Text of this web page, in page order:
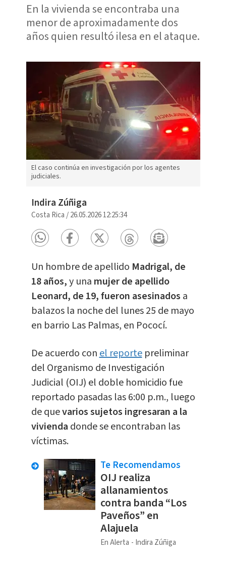
En la vivienda se encontraba una
menor de aproximadamente dos
años quien resultó ilesa en el ataque.
El caso continúa en investigación por los agentes
judiciales.
Indira Zúñiga
Costa Rica /26.05.2026 12:25:34
Un hombre de apellido Madrigal, de
18 años,y una mujer de apellido
Leonard, de 19,fueron asesinados a
balazos la noche del lunes 25 de mayo
en barrio Las Palmas, en Pococí.
De acuerdo conel reportepreliminar
del Organismo de Investigación
Judicial (OIJ) el doble homicidio fue
reportado pasadas las 6:00 p.m., luego
de quevarios sujetos ingresaran a la
vivienda donde se encontraban las
víctimas.
Te Recomendamos
OIJ realiza
allanamientos
contra banda “Los
Paveños” en
Alajuela
En Alerta Indira Zúñiga